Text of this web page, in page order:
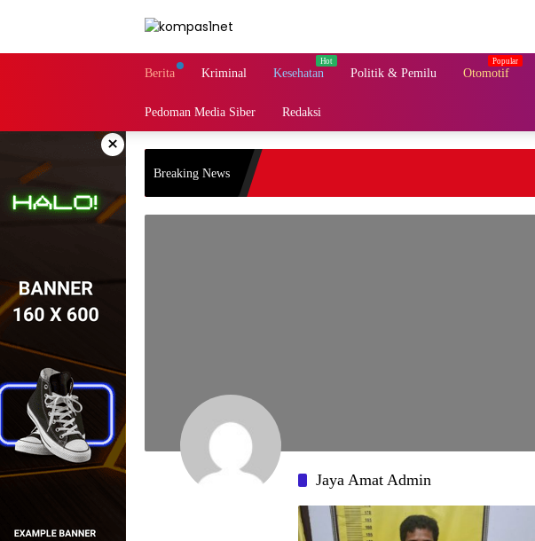
Berita Kriminal Kesehatan Politik & Pemilu Otomotif
Pedoman Media Siber Redaksi
×
Breaking News
Jaya Amat Admin